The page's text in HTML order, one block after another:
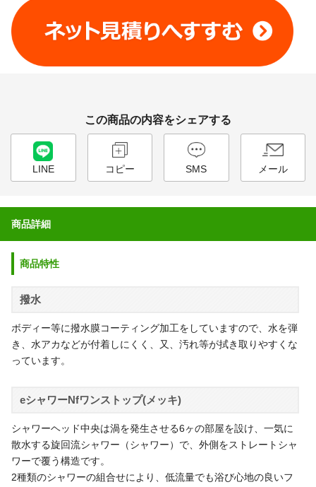
この商品の内容をシェアする
LINE コピー SMS メール
商品詳細
商品特性
撥水
ボディー等に撥水膜コーティング加工をしていますので、水を弾
き、水アカなどが付着しにくく、又、汚れ等が拭き取りやすくな
っています。
eシャワーNfワンストップ(メッキ)
シャワーヘッド中央は渦を発生させる6ヶの部屋を設け、一気に
散水する旋回流シャワー（シャワー）で、外側をストレートシャ
ワーで覆う構造です。
2種類のシャワーの組合せにより、低流量でも浴び心地の良いフ